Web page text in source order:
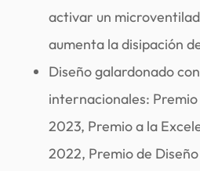
activar un
aumenta la disipación
Diseño galardonado
internacionales: Premio
2023, Premio a la
2022, Premio de